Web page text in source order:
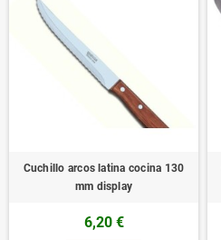
Cuchillo arcos latina cocina 130
mm display
6,20 €